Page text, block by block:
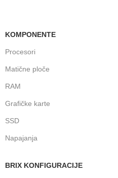
KOMPONENTE
Procesori
Matične ploče
RAM
Grafičke karte
SSD
Napajanja
BRIX KONFIGURACIJE